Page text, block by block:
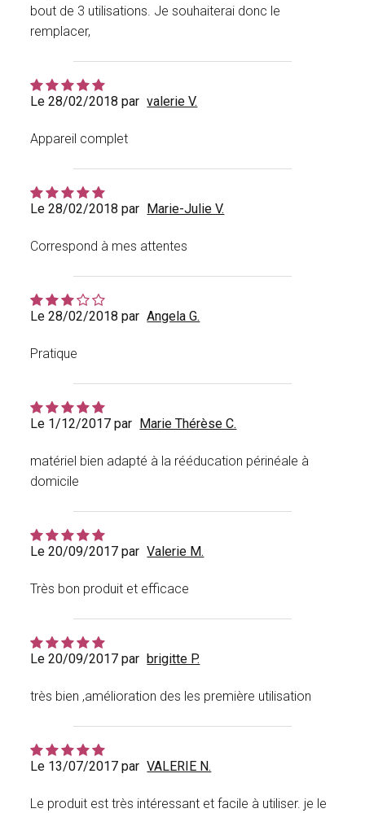
bout de 3 utilisations. Je souhaiterai donc le
remplacer,
Le 28/02/2018 par valerie V.
Appareil complet
Le 28/02/2018 par Marie-Julie V.
Correspond à mes attentes
Le 28/02/2018 par Angela G.
Pratique
Le 1/12/2017 par Marie Thérèse C.
matériel bien adapté à la rééducation périnéale à
domicile
Le 20/09/2017 par Valerie M.
Très bon produit et efficace
Le 20/09/2017 par brigitte P.
très bien ,amélioration des les première utilisation
Le 13/07/2017 par VALERIE N.
Le produit est très intéressant et facile à utiliser. je le